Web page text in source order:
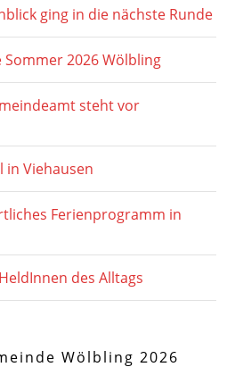
ging in die nächste Runde
2026 Wölbling
steht vor
in Viehausen
Ferienprogramm in
des Alltags
Wölbling 2026